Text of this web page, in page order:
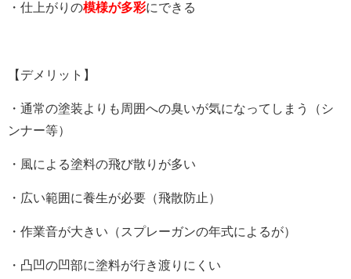
・仕上がりの模様が多彩にできる
【デメリット】
・通常の塗装よりも周囲への臭いが気になってしまう（シ
ンナー等）
・風による塗料の飛び散りが多い
・広い範囲に養生が必要（飛散防止）
・作業音が大きい（スプレーガンの年式によるが）
・凸凹の凹部に塗料が行き渡りにくい